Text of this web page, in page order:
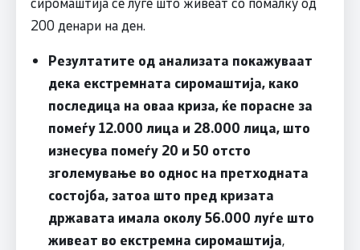
200 денари на ден.
Резултатите од анализата покажуваат
дека екстремната сиромаштија, како
последица на оваа криза, ќе порасне за
помеѓу 12.000 лица и 28.000 лица, што
изнесува помеѓу 20 и 50 отсто
зголемување во однос на претходната
состојба, затоа што пред кризата
државата имала околу 56.000 луѓе што
живеат во екстремна сиромаштија,